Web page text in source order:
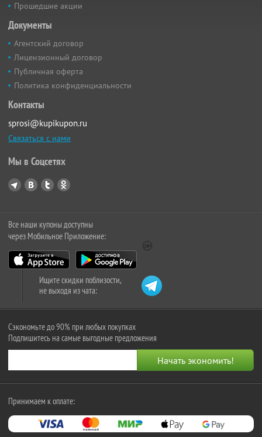
Прошедшие акции
Документы
Агентский договор
Лицензионный договор
Публичная оферта
Политика конфиденциальности
Контакты
sprosi@kupikupon.ru
Связаться с нами
Мы в Соцсетях
Все наши купоны доступны
через Мобильное Приложение:
Ищите скидки поблизости,
не выходя из чата:
Сэкономьте до 90% при любых покупках
Подпишитесь на самые выгодные предложения
Принимаем к оплате: